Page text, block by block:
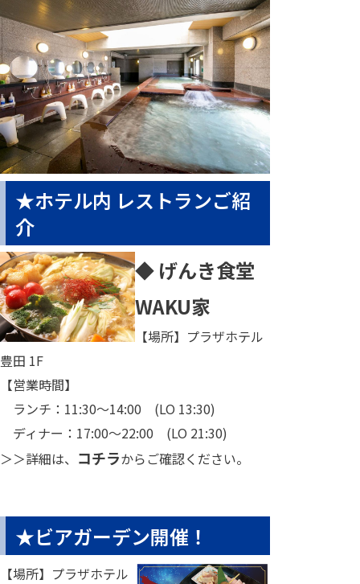
★ホテル内 レストランご紹
介
◆ げんき食堂
WAKU家
【場所】プラザホテル
豊田 1F
【営業時間】
ランチ：11:30～14:00 (LO 13:30)
ディナー：17:00～22:00 (LO 21:30)
＞＞詳細は、 コチラからご確認ください。
★ビアガーデン開催！
【場所】プラザホテル